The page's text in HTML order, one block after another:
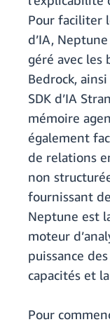
Pour faciliter
d’IA,
géré avec les
Bedrock,
SDK d’IA
mémoire
également
de relations
non
fournissant
Neptune est
moteur
puissance
capacités et
Pour